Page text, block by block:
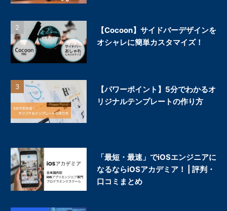
【Cocoon】サイドバーデザインを
オシャレに簡単カスタマイズ！
【パワーポイント】5分でわかるオ
リジナルテンプレートの作り方
「最短・最速」でiOSエンジニアに
なるならiOSアカデミア！ | 評判・
口コミまとめ